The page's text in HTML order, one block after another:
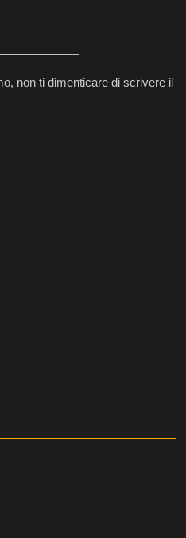
non ti dimenticare di scrivere il